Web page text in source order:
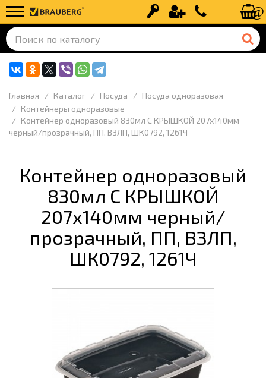
Вход Регистрация+7 (499) 110-
Главная Каталог Посуда
Посуда одноразовая
Контейнеры одноразовые
Контейнер одноразовый 830мл С КРЫШКОЙ 207х140мм
черный/прозрачный, ПП, ВЗЛП, ШК0792, 1261Ч
Контейнер одноразовый
830мл С КРЫШКОЙ
207х140мм черный/
прозрачный, ПП, ВЗЛП,
ШК0792, 1261Ч